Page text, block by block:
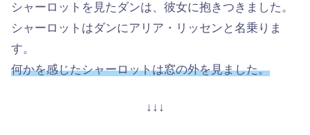
シャーロットを見たダンは、彼女に抱きつきました。
シャーロットはダンにアリア・リッセンと名乗りま
す。
何かを感じたシャーロットは窓の外を見ました。
↓↓↓